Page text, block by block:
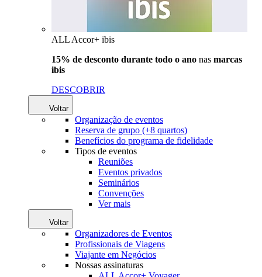
ALL Accor+ ibis
15% de desconto durante todo o ano nas marcas
ibis
DESCOBRIR
Voltar
Organização de eventos
Reserva de grupo (+8 quartos)
Benefícios do programa de fidelidade
Tipos de eventos
Reuniões
Eventos privados
Seminários
Convenções
Ver mais
Voltar
Organizadores de Eventos
Profissionais de Viagens
Viajante em Negócios
Nossas assinaturas